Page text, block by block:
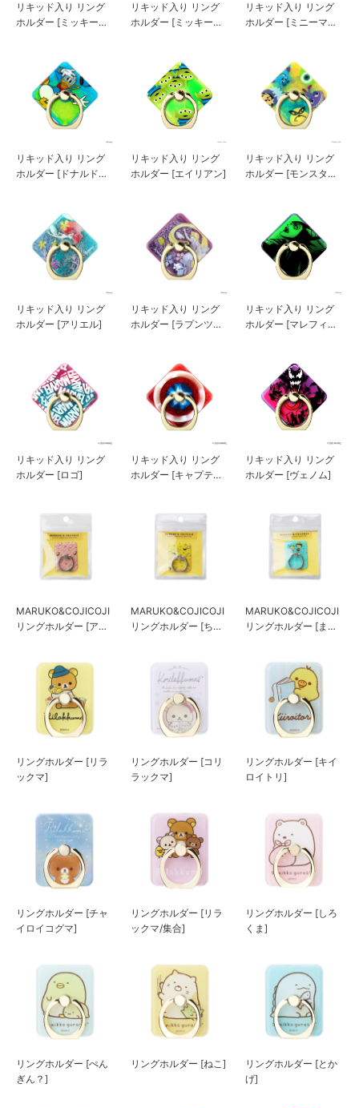
リキッド入り リング
ホルダー [ミッキーマ
リキッド入り リング
ホルダー [ミッキーマ
リキッド入り リング
ホルダー [ミニーマウ
リキッド入り リング
ホルダー [ドナルドダ
リキッド入り リング
ホルダー [エイリアン]
リキッド入り リング
ホルダー [モンスター
リキッド入り リング
ホルダー [アリエル]
リキッド入り リング
ホルダー [ラプンツェ
リキッド入り リング
ホルダー [マレフィセ
リキッド入り リング
ホルダー [ロゴ]
リキッド入り リング
ホルダー [キャプテ
リキッド入り リング
ホルダー [ヴェノム]
MARUKO&COJICOJI
リングホルダー [アヒ
MARUKO&COJICOJI
リングホルダー [ちょ
MARUKO&COJICOJI
リングホルダー [まる
リングホルダー [リラ
ックマ]
リングホルダー [コリ
ラックマ]
リングホルダー [キイ
ロイトリ]
リングホルダー [チャ
イロイコグマ]
リングホルダー [リラ
ックマ/集合]
リングホルダー [しろ
くま]
リングホルダー [ぺん
ぎん？]
リングホルダー [ねこ]
リングホルダー [とか
げ]